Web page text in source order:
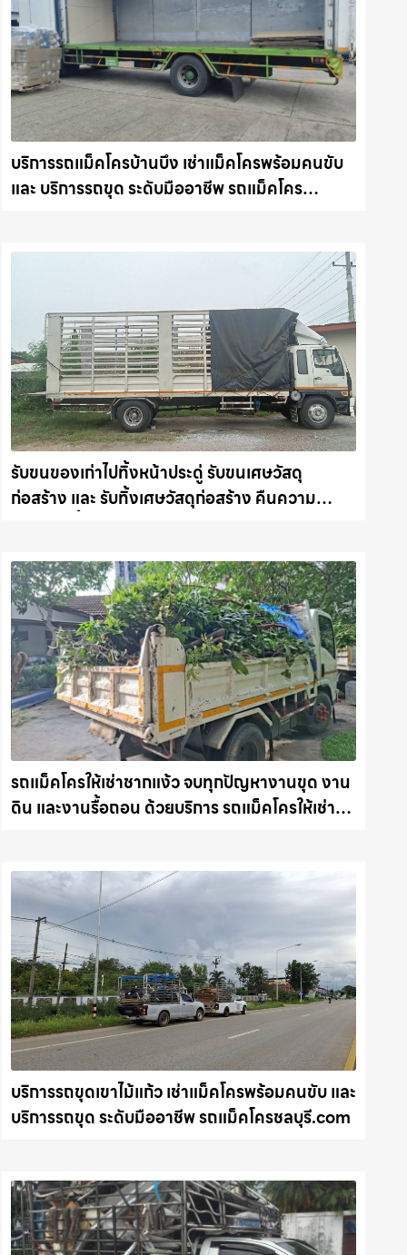
บริการรถแม็คโครบ้านบึง เช่าแม็คโครพร้อมคนขับ
และ บริการรถขุด ระดับมืออาชีพ รถแม็คโคร
รับขนของเก่าไปทิ้งหน้าประดู่ รับขนเศษวัสดุ
ก่อสร้าง และ รับทิ้งเศษวัสดุก่อสร้าง คืนความ
รถแม็คโครให้เช่าชากแง้ว จบทุกปัญหางานขุด งาน
ดิน และงานรื้อถอน ด้วยบริการ รถแม็คโครให้เช่าที่
บริการรถขุดเขาไม้แก้ว เช่าแม็คโครพร้อมคนขับ และ
บริการรถขุด ระดับมืออาชีพ รถแม็คโครชลบุรี.com